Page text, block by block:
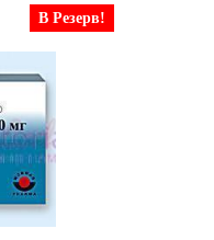
В Резерв!